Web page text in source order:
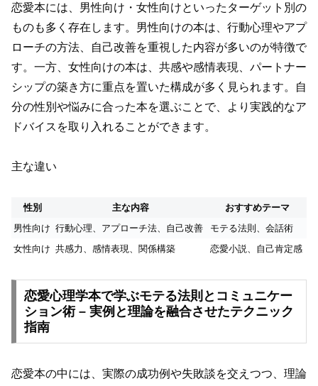
恋愛本には、男性向け・女性向けといったターゲット別の
ものも多く存在します。男性向けの本は、行動心理やアプ
ローチの方法、自己改善を重視した内容が多いのが特徴で
す。一方、女性向けの本は、共感や感情表現、パートナー
シップの築き方に重点を置いた構成が多く見られます。自
分の性別や悩みに合った本を選ぶことで、より実践的なア
ドバイスを取り入れることができます。
主な違い
性別 主な内容
おすすめテーマ
男性向け 行動心理、アプローチ法、自己改善
モテる法則、会話術
女性向け 共感力、感情表現、関係構築 恋愛小説、自己肯定感
恋愛心理学本で学ぶモテる法則とコミュニケー
ション術 – 実例と理論を融合させたテクニック
指南
恋愛本の中には、実際の成功例や失敗談を交えつつ、理論